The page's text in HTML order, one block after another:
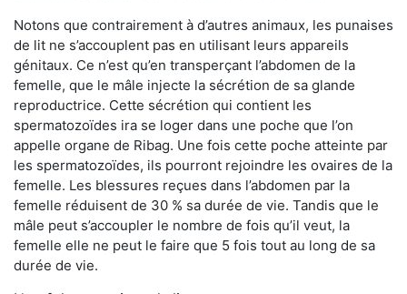
Notons que contrairement à d’autres animaux, les punaises
de lit ne s’accouplent pas en utilisant leurs appareils
génitaux. Ce n’est qu’en transperçant l’abdomen de la
femelle, que le mâle injecte la sécrétion de sa glande
reproductrice. Cette sécrétion qui contient les
spermatozoïdes ira se loger dans une poche que l’on
appelle organe de Ribag. Une fois cette poche atteinte par
les spermatozoïdes, ils pourront rejoindre les ovaires de la
femelle. Les blessures reçues dans l’abdomen par la
femelle réduisent de 30 % sa durée de vie. Tandis que le
mâle peut s’accoupler le nombre de fois qu’il veut, la
femelle elle ne peut le faire que 5 fois tout au long de sa
durée de vie.